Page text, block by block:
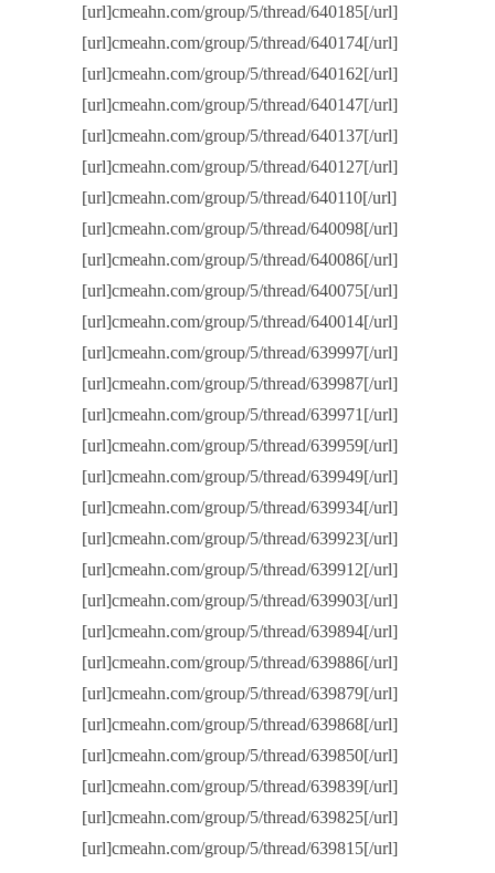
[url]cmeahn.com/group/5/thread/640185[/url]
[url]cmeahn.com/group/5/thread/640174[/url]
[url]cmeahn.com/group/5/thread/640162[/url]
[url]cmeahn.com/group/5/thread/640147[/url]
[url]cmeahn.com/group/5/thread/640137[/url]
[url]cmeahn.com/group/5/thread/640127[/url]
[url]cmeahn.com/group/5/thread/640110[/url]
[url]cmeahn.com/group/5/thread/640098[/url]
[url]cmeahn.com/group/5/thread/640086[/url]
[url]cmeahn.com/group/5/thread/640075[/url]
[url]cmeahn.com/group/5/thread/640014[/url]
[url]cmeahn.com/group/5/thread/639997[/url]
[url]cmeahn.com/group/5/thread/639987[/url]
[url]cmeahn.com/group/5/thread/639971[/url]
[url]cmeahn.com/group/5/thread/639959[/url]
[url]cmeahn.com/group/5/thread/639949[/url]
[url]cmeahn.com/group/5/thread/639934[/url]
[url]cmeahn.com/group/5/thread/639923[/url]
[url]cmeahn.com/group/5/thread/639912[/url]
[url]cmeahn.com/group/5/thread/639903[/url]
[url]cmeahn.com/group/5/thread/639894[/url]
[url]cmeahn.com/group/5/thread/639886[/url]
[url]cmeahn.com/group/5/thread/639879[/url]
[url]cmeahn.com/group/5/thread/639868[/url]
[url]cmeahn.com/group/5/thread/639850[/url]
[url]cmeahn.com/group/5/thread/639839[/url]
[url]cmeahn.com/group/5/thread/639825[/url]
[url]cmeahn.com/group/5/thread/639815[/url]